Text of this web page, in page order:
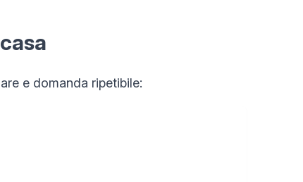
e domanda ripetibile: